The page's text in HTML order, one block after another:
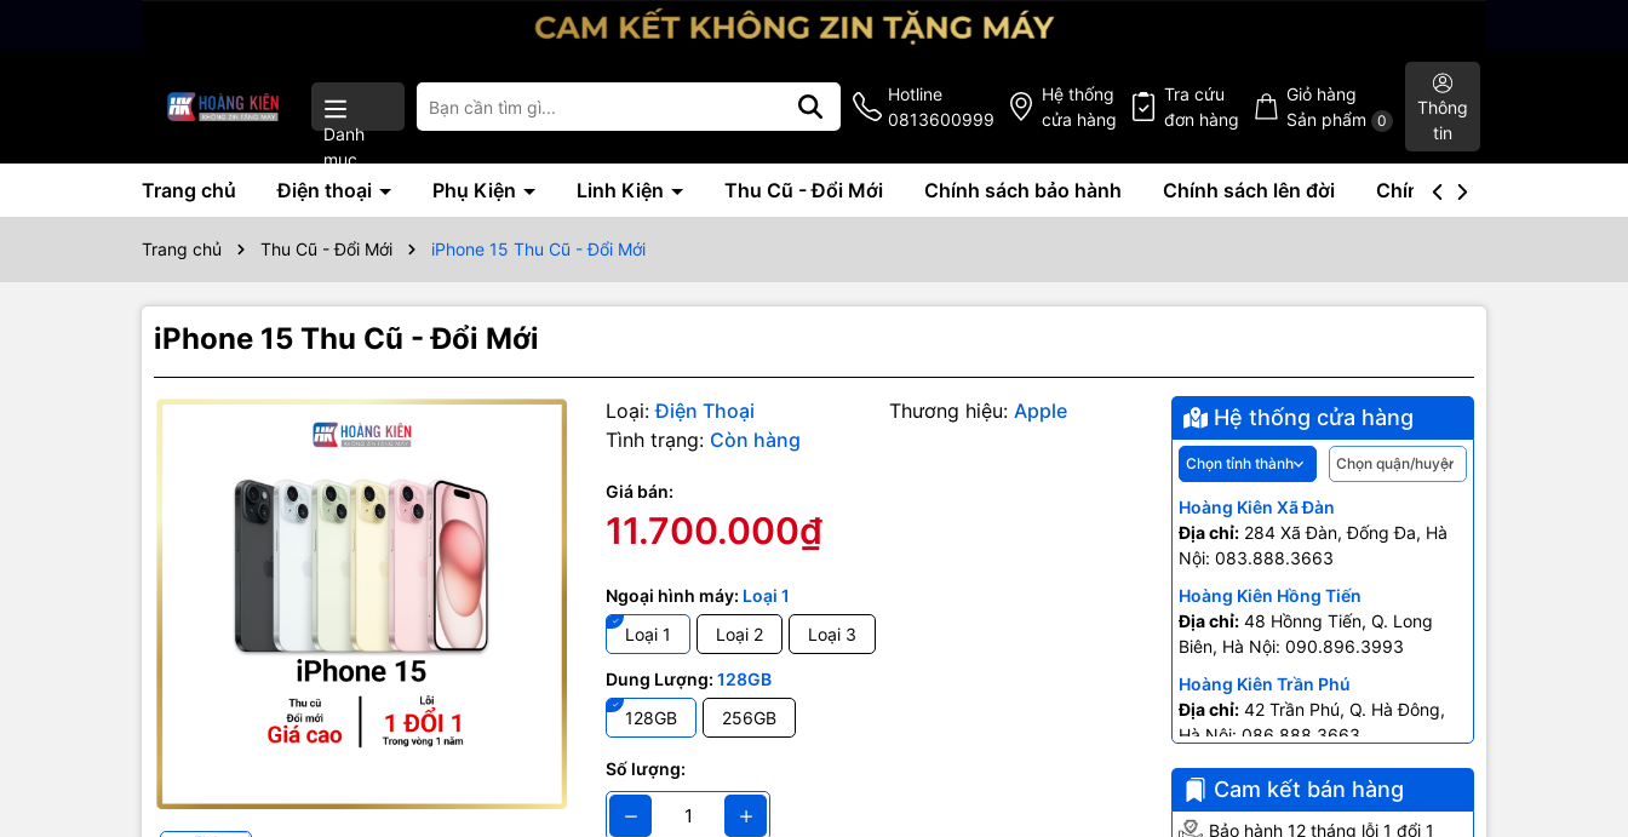
Danh
mục
Hotline
0813600999
Hệ thống
cửa hàng
Tra cứu
đơn hàng
Giỏ hàng
Sản phẩm
0
Thông
tin
Trang chủ Điện thoại Phụ Kiện Linh Kiện Thu Cũ - Đổi Mới Chính sách bảo hành Chính sách lên đời Chính sách mua lại
Trang chủ Thu Cũ - Đổi Mới iPhone 15 Thu Cũ - Đổi Mới
iPhone 15 Thu Cũ - Đổi Mới
Loại: Điện Thoại Thương hiệu: Apple
Tình trạng: Còn hàng
Giá bán:
11.700.000₫
Ngoại hình máy: Loại 1
Loại 1
Loại 2 Loại 3
Dung Lượng:128GB
128GB
256GB
Số lượng:
Hệ thống cửa hàng
Hoàng Kiên Xã Đàn
Địa chỉ:284 Xã Đàn, Đống Đa, Hà
Nội: 083.888.3663
Hoàng Kiên Hồng Tiến
Địa chỉ:48 Hồnng Tiến, Q. Long
Biên, Hà Nội: 090.896.3993
Hoàng Kiên Trần Phú
Địa chỉ:42 Trần Phú, Q. Hà Đông,
Hà Nội: 086.888.3663
Hoàng Kiên Ngô Gia Tự
Địa chỉ:403 Ngô Gia Tự- P.2, Q.10
Hồ Chí Minh: 0707.678.707
Cam kết bán hàng
Bảo hành 12 tháng lỗi 1 đổi 1
Thông số kỹ thuật
Ngoại hình máy :
Loại 1: Máy hoạt động bình thường, màn đẹp, thân máy đẹp, không xước sát.
Loại 2: Máy hoạt động bình thường, màn đẹp, thân máy trầy xước nhẹ.
Máy hoạt động bình thường, màn đẹp, cấn móp nhẹ, ngoại hình xấu.
Lưu ý: Giá thu mua áp dụng cho dung lượng pin Zin > 86%
-> Pin 80-85% trừ 300k với máy dưới 15tr, trừ 500k với máy trên 15tr